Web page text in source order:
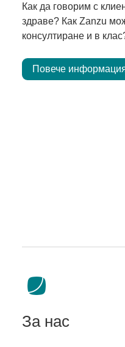
Как да говорим с
здраве? Как Zanzu
консултиране и в
Повече
За нас